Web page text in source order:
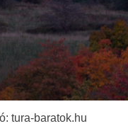
tura-baratok.hu